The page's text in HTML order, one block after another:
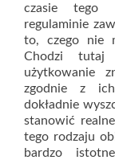
czasie tego
regulaminie
to, czego nie
Chodzi tutaj
użytkowanie
zgodnie z ich
dokładnie
stanowić
tego rodzaju
bardzo